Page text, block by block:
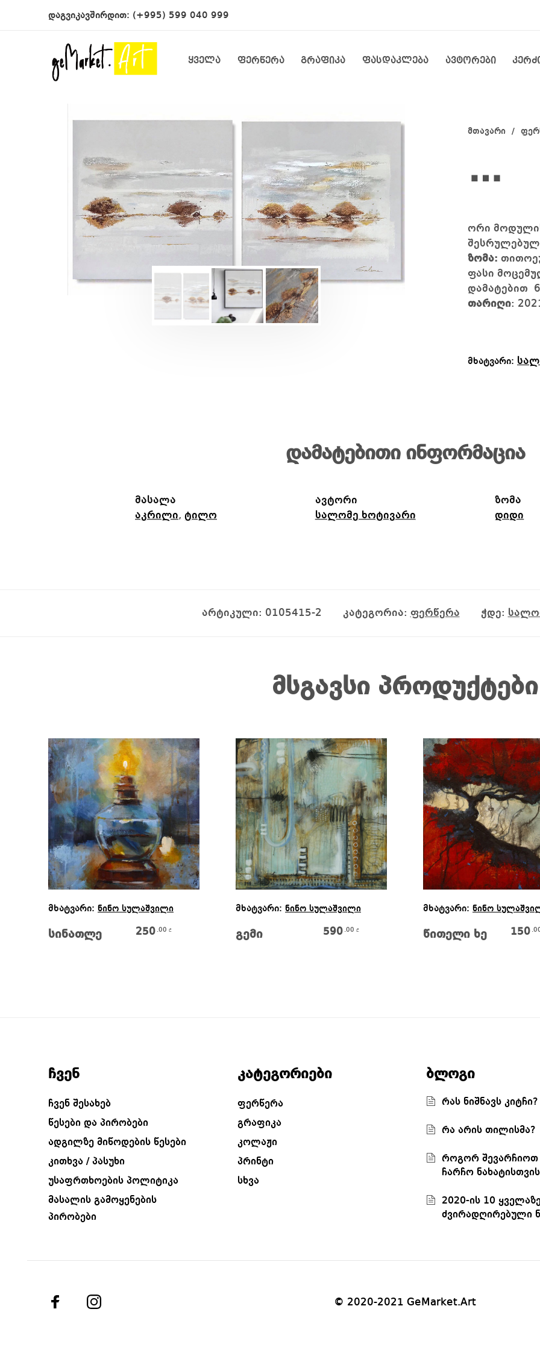
დაგვიკავშირდით: (+995) 599 040 999
ყველა ფერწერა გრაფიკა ფასდაკლება ავტორები
მთავარი /
…
ორი
ზომა:
ფასი
დამატებით
თარიღი:
მხატვარი:
დამატებითი ინფორმაცია
მასალა
აკრილი, ტილო
ავტორი
სალომე ხოტივარი
ზომა
დიდი
არტიკული: 0105415-2 კატეგორია: ფერწერა ჭდე:
მსგავსი პროდუქტები
მხატვარი: ნინო სულაშვილი
სინათლე 250 .00 ₾
მხატვარი: ნინო სულაშვილი
გემი 590 .00 ₾
მხატვარი: ნინო
წითელი ხე 150
ჩვენ
ჩვენ შესახებ
წესები და პირობები
ადგილზე მიწოდების წესები
კითხვა / პასუხი
უსაფრთხოების პოლიტიკა
მასალის გამოყენების
პირობები
კატეგორიები
ფერწერა
გრაფიკა
კოლაჟი
პრინტი
სხვა
ბლოგი
რას ნიშნავს კიტჩი?
რა არის თილისმა?
როგორ შევარჩიოთ
ჩარჩო ნახატისთვის
2020-ის 10
ძვირადღირებული
© 2020-2021 GeMarket.Art